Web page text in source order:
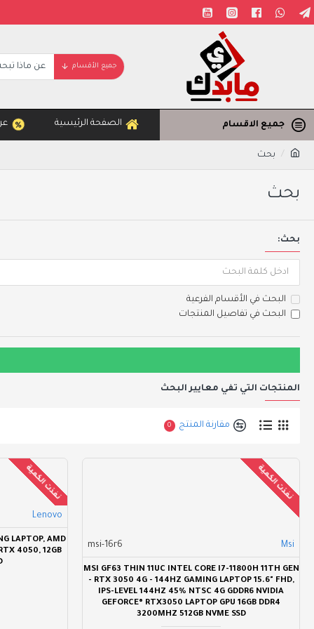
جميع الأقسام
جميع الاقسام الصفحة الرئيسية
بحث
بحث
بحث:
البحث في الأقسام الفرعية
البحث في تفاصيل المنتجات
المنتجات التي تفي معايير البحث
مقارنة المنتج 0
نفذت الكمية
Msi
msi-16r6
MSI GF63 THIN 11UC INTEL CORE I7-11800H 11TH GEN
- RTX 3050 4G - 144HZ GAMING LAPTOP 15.6" FHD,
IPS-LEVEL 144HZ 45% NTSC 4G GDDR6 NVIDIA
GEFORCE® RTX3050 LAPTOP GPU 16GB DDR4
3200MHZ 512GB NVME SSD
نفذت الكمية
Lenovo
LAPTOP, AMD
4050, 12GB